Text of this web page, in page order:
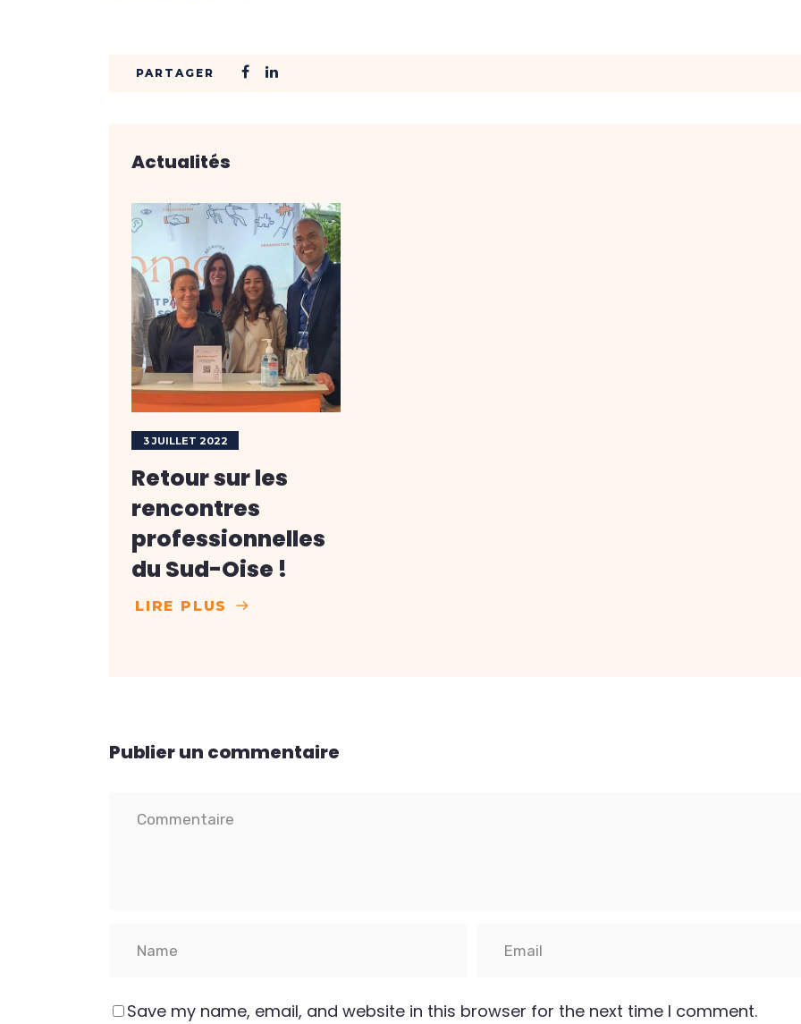
Actualités
3 JUILLET 2022
Retour sur les
rencontres
professionnelles
du Sud-Oise !
LIRE PLUS
Publier un commentaire
Save my name, email, and website in this browser for the next time I comment.